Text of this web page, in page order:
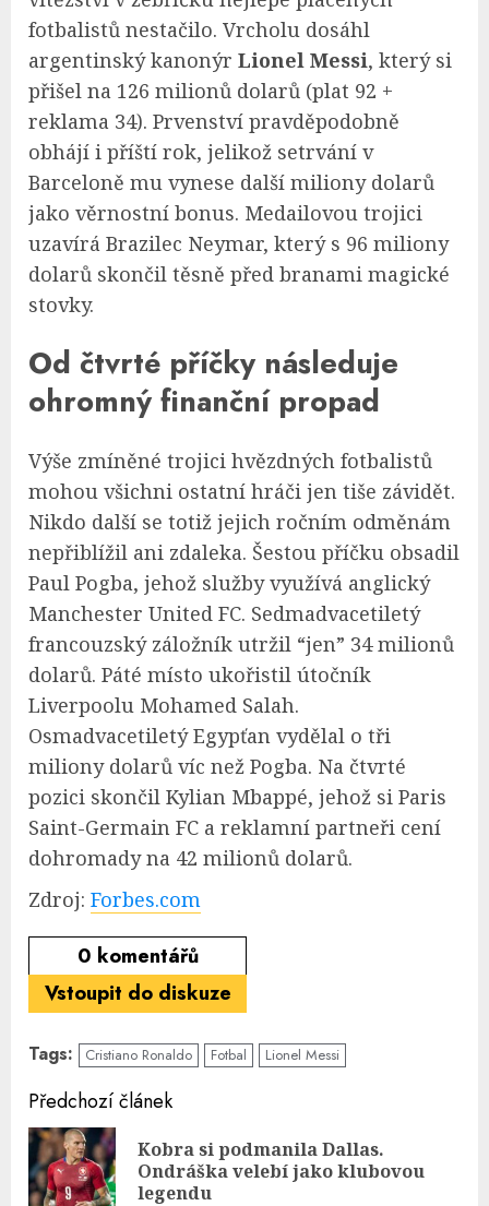
fotbalistů nestačilo. Vrcholu dosáhl
argentinský kanonýr Lionel Messi, který si
přišel na 126 milionů dolarů (plat 92 +
reklama 34). Prvenství pravděpodobně
obhájí i příští rok, jelikož setrvání v
Barceloně mu vynese další miliony dolarů
jako věrnostní bonus. Medailovou trojici
uzavírá Brazilec Neymar, který s 96 miliony
dolarů skončil těsně před branami magické
stovky.
Od čtvrté příčky následuje
ohromný finanční propad
Výše zmíněné trojici hvězdných fotbalistů
mohou všichni ostatní hráči jen tiše závidět.
Nikdo další se totiž jejich ročním odměnám
nepřiblížil ani zdaleka. Šestou příčku obsadil
Paul Pogba, jehož služby využívá anglický
Manchester United FC. Sedmadvacetiletý
francouzský záložník utržil “jen” 34 milionů
dolarů. Páté místo ukořistil útočník
Liverpoolu Mohamed Salah.
Osmadvacetiletý Egypťan vydělal o tři
miliony dolarů víc než Pogba. Na čtvrté
pozici skončil Kylian Mbappé, jehož si Paris
Saint-Germain FC a reklamní partneři cení
dohromady na 42 milionů dolarů.
Zdroj: Forbes.com
0 komentářů
Vstoupit do diskuze
Tags: Cristiano Ronaldo Fotbal Lionel Messi
Continue
Reading
Předchozí článek
Kobra si podmanila Dallas.
Ondráška velebí jako klubovou
legendu